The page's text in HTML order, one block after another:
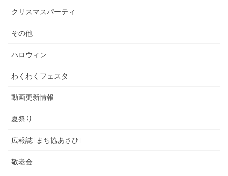
クリスマスパーティ
その他
ハロウィン
わくわくフェスタ
動画更新情報
夏祭り
広報誌｢まち協あさひ｣
敬老会